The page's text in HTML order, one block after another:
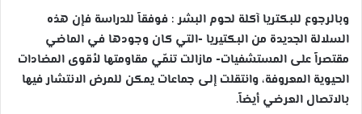
وبالرجوع للبكتريا آكلة لحوم البشر : فوفقاً للدراسة فإن هذه
السلالة الجديدة من البكتيريا -التي كان وجودها في الماضي
مقتصراً على المستشفيات- مازالت تنمّي مقاومتها لأقوى المضادات
الحيوية المعروفة، وانتقلت إلى جماعات يمكن للمرض الانتشار فيها
بالاتصال العرضي أيضاً.